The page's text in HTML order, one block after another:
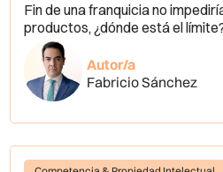
Fin de una franquicia no
productos, ¿dónde está el
Autor/a
Fabricio Sánchez